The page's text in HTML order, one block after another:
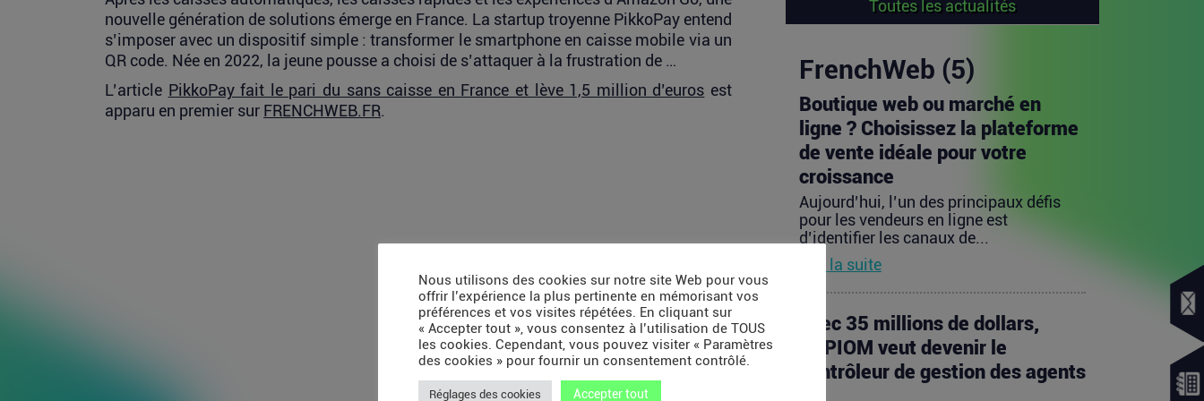
nouvelle génération de solutions émerge en France. La startup troyenne PikkoPay entend
s’imposer avec un dispositif simple : transformer le smartphone en caisse mobile via un
QR code. Née en 2022, la jeune pousse a choisi de s’attaquer à la frustration de …
L’article PikkoPay fait le pari du sans caisse en France et lève 1,5 million d’euros est
apparu en premier sur FRENCHWEB.FR.
Toutes les actualités
FrenchWeb (5)
Boutique web ou marché en
ligne ? Choisissez la plateforme
de vente idéale pour votre
croissance
Aujourd’hui, l’un des principaux défis
pour les vendeurs en ligne est
d’identifier les canaux de...
Lire la suite
Avec 35 millions de dollars,
SAPIOM veut devenir le
contrôleur de gestion des agents
Nous utilisons des cookies sur notre site Web pour vous
offrir l’expérience la plus pertinente en mémorisant vos
préférences et vos visites répétées. En cliquant sur
« Accepter tout », vous consentez à l’utilisation de TOUS
les cookies. Cependant, vous pouvez visiter « Paramètres
des cookies » pour fournir un consentement contrôlé.
Réglages des cookies Accepter tout